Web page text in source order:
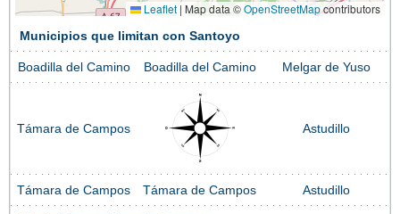
Leaflet | Map data ©OpenStreetMapcontributors
Municipios que limitan con Santoyo
Boadilla del Camino Boadilla del Camino Melgar de Yuso
Támara de Campos Astudillo
Támara de Campos Támara de Campos Astudillo